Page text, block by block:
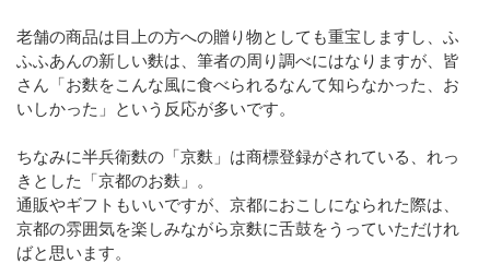
老舗の商品は目上の方への贈り物としても重宝しますし、ふ
ふふあんの新しい麩は、筆者の周り調べにはなりますが、皆
さん「お麩をこんな風に食べられるなんて知らなかった、お
いしかった」という反応が多いです。
ちなみに半兵衛麩の「京麩」は商標登録がされている、れっ
きとした「京都のお麩」。
通販やギフトもいいですが、京都におこしになられた際は、
京都の雰囲気を楽しみながら京麩に舌鼓をうっていただけれ
ばと思います。